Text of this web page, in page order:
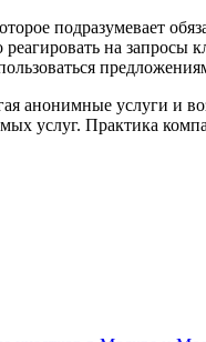
подразумевает
на
анонимные услуги и
услуг. Практика